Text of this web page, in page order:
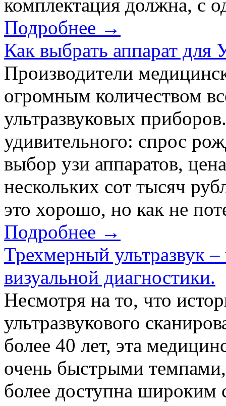
комплектация должна, с
Подробнее →
Как выбрать аппарат для
Производители
огромным количеством
ультразвуковых
удивительного: спрос
выбор узи аппаратов,
нескольких сот тысяч
это хорошо, но как не
Подробнее →
Трехмерный ультразвук
визуальной диагностики.
Несмотря на то, что
ультразвукового
более 40 лет, эта
очень быстрыми темпами,
более доступна широким